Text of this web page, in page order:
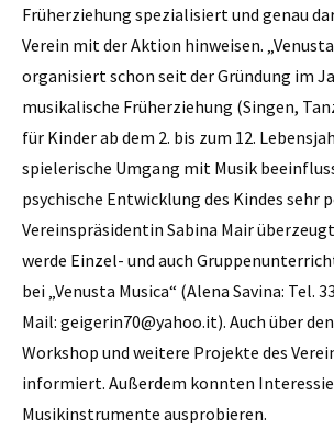
Früherziehung spezialisiert und genau
Verein mit der Aktion hinweisen. „Venusta
organisiert schon seit der Gründung im
musikalische Früherziehung (Singen,
für Kinder ab dem 2. bis zum 12.
spielerische Umgang mit Musik
psychische Entwicklung des Kindes sehr
Vereinspräsidentin Sabina Mair
werde Einzel- und auch
bei „Venusta Musica“ (Alena Savina: Tel.
Mail: geigerin70@yahoo.it). Auch über
Workshop und weitere Projekte des
informiert. Außerdem konnten
Musikinstrumente ausprobieren.